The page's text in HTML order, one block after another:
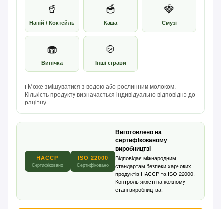
🥤
Напій / Коктейль
🥣
Каша
🍓
Смузі
🧁
Випічка
🍲
Інші страви
ℹ️ Може змішуватися з водою або рослинним молоком.
Кількість продукту визначається індивідуально відповідно до
раціону.
HACCP
Сертифіковано
ISO 22000
Сертифіковано
Виготовлено на
сертифікованому
виробництві
Відповідає міжнародним
стандартам безпеки харчових
продуктів HACCP та ISO 22000.
Контроль якості на кожному
етапі виробництва.